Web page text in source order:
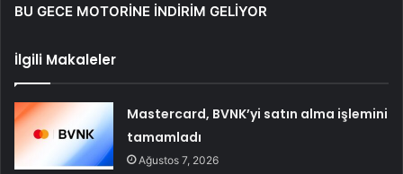
BU GECE MOTORİNE İNDİRİM GELİYOR
İlgili Makaleler
Mastercard, BVNK’yi satın alma işlemini
tamamladı
Ağustos 7, 2026